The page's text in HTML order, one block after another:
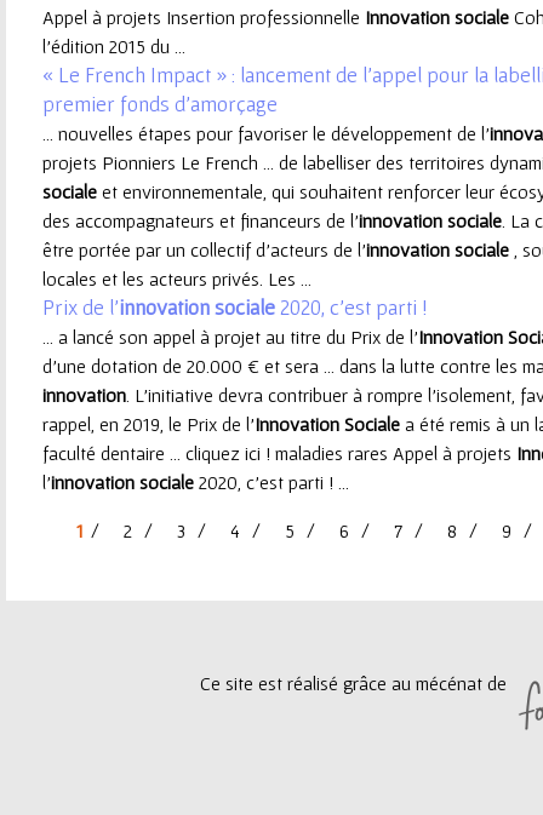
Appel à projets Insertion professionnelle Innovation sociale
l'édition 2015 du ...
« Le French Impact » : lancement de l’appel pour la
premier fonds d’amorçage
... nouvelles étapes pour favoriser le développement de l'
projets Pionniers Le French ... de labelliser des territoires
sociale et environnementale, qui souhaitent renforcer leur
des accompagnateurs et financeurs de l’innovation sociale .
être portée par un collectif d’acteurs de l’innovation sociale ,
locales et les acteurs privés. Les ...
Prix de l’innovationsociale 2020, c’est parti !
... a lancé son appel à projet au titre du Prix de l’Innovation
d’une dotation de 20.000 € et sera ... dans la lutte contre les
innovation . L’initiative devra contribuer à rompre l’isolement,
rappel, en 2019, le Prix de l’Innovation Sociale a été remis à un
faculté dentaire ... cliquez ici ! maladies rares Appel à projets
l’innovation sociale 2020, c’est parti ! ...
1 2 3 4 5 6 7 8 9
Ce site est réalisé grâce au mécénat de